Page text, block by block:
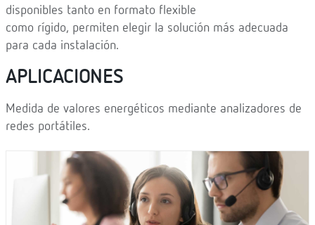
disponibles tanto en formato flexible
como rígido, permiten elegir la solución más adecuada
para cada instalación.
APLICACIONES
Medida de valores energéticos mediante analizadores de
redes portátiles.